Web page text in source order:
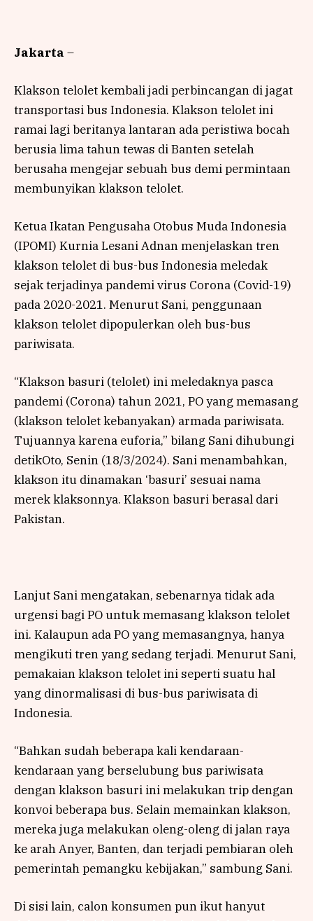
Jakarta –
Klakson telolet kembali jadi perbincangan di jagat
transportasi bus Indonesia. Klakson telolet ini
ramai lagi beritanya lantaran ada peristiwa bocah
berusia lima tahun tewas di Banten setelah
berusaha mengejar sebuah bus demi permintaan
membunyikan klakson telolet.
Ketua Ikatan Pengusaha Otobus Muda Indonesia
(IPOMI) Kurnia Lesani Adnan menjelaskan tren
klakson telolet di bus-bus Indonesia meledak
sejak terjadinya pandemi virus Corona (Covid-19)
pada 2020-2021. Menurut Sani, penggunaan
klakson telolet dipopulerkan oleh bus-bus
pariwisata.
“Klakson basuri (telolet) ini meledaknya pasca
pandemi (Corona) tahun 2021, PO yang memasang
(klakson telolet kebanyakan) armada pariwisata.
Tujuannya karena euforia,” bilang Sani dihubungi
detikOto, Senin (18/3/2024). Sani menambahkan,
klakson itu dinamakan ‘basuri’ sesuai nama
merek klaksonnya. Klakson basuri berasal dari
Pakistan.
Lanjut Sani mengatakan, sebenarnya tidak ada
urgensi bagi PO untuk memasang klakson telolet
ini. Kalaupun ada PO yang memasangnya, hanya
mengikuti tren yang sedang terjadi. Menurut Sani,
pemakaian klakson telolet ini seperti suatu hal
yang dinormalisasi di bus-bus pariwisata di
Indonesia.
“Bahkan sudah beberapa kali kendaraan-
kendaraan yang berselubung bus pariwisata
dengan klakson basuri ini melakukan trip dengan
konvoi beberapa bus. Selain memainkan klakson,
mereka juga melakukan oleng-oleng di jalan raya
ke arah Anyer, Banten, dan terjadi pembiaran oleh
pemerintah pemangku kebijakan,” sambung Sani.
Di sisi lain, calon konsumen pun ikut hanyut